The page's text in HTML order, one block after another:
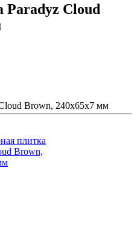
Paradyz Cloud
Brown, 240х65х7 мм